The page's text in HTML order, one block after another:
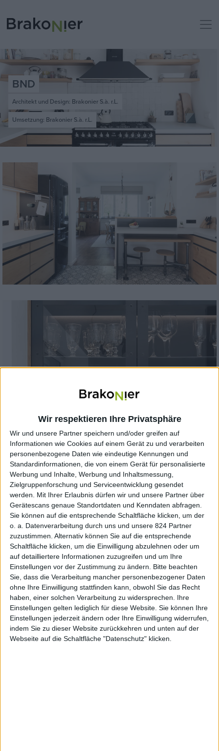
Wir respektieren Ihre Privatsphäre
Wir und unsere Partner speichern und/oder greifen auf
Informationen wie Cookies auf einem Gerät zu und verarbeiten
personenbezogene Daten wie eindeutige Kennungen und
Standardinformationen, die von einem Gerät für personalisierte
Werbung und Inhalte, Werbung und Inhaltsmessung,
Zielgruppenforschung und Serviceentwicklung gesendet
werden. Mit Ihrer Erlaubnis dürfen wir und unsere Partner über
Gerätescans genaue Standortdaten und Kenndaten abfragen.
Sie können auf die entsprechende Schaltfläche klicken, um der
o. a. Datenverarbeitung durch uns und unsere 824 Partner
zuzustimmen. Alternativ können Sie auf die entsprechende
Schaltfläche klicken, um die Einwilligung abzulehnen oder um
auf detailliertere Informationen zuzugreifen und um Ihre
Einstellungen vor der Zustimmung zu ändern. Bitte beachten
Sie, dass die Verarbeitung mancher personenbezogener Daten
ohne Ihre Einwilligung stattfinden kann, obwohl Sie das Recht
haben, einer solchen Verarbeitung zu widersprechen. Ihre
Einstellungen gelten lediglich für diese Website. Sie können Ihre
Einstellungen jederzeit ändern oder Ihre Einwilligung widerrufen,
indem Sie zu dieser Website zurückkehren und unten auf der
Webseite auf die Schaltfläche "Datenschutz" klicken.
BND
Architekt und Design: Brakonier S.à. r.L.
Umsetzung: Brakonier S.à. r.L.
BND
Architekt und Design: BrakonierS.à. r.L.
Umsetzung:BrakonierS.à. r.L.
Küche in geölter alter Eiche mit offenen Regalen und
geschlossener Hängeschrankzeile. Einzelne